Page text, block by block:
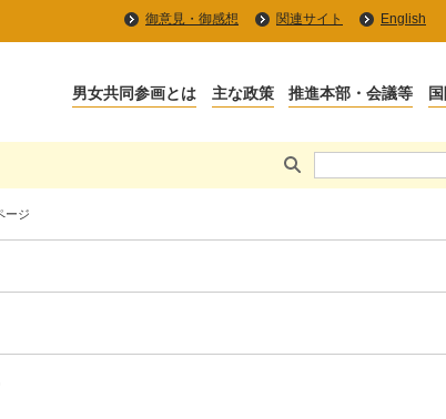
御意見・御感想 関連サイト English
男女共同参画とは 主な政策 推進本部・会議等
ージ